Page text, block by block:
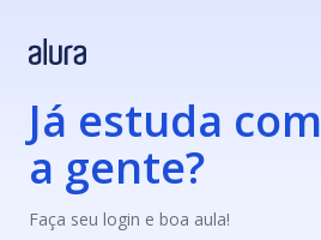
Já estuda com
a gente?
Faça seu login e boa aula!